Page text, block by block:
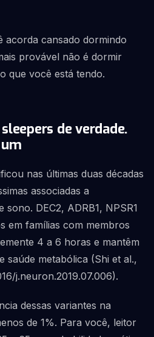
acorda cansado dormindo
provável não é dormir
que você está tendo.
de verdade.
nas últimas duas décadas
associadas a
sono. DEC2, ADRB1, NPSR1
em famílias com membros
4 a 6 horas e mantêm
saúde metabólica (Shi et al.,
j.neuron.2019.07.006).
dessas variantes na
de 1%. Para você, leitor